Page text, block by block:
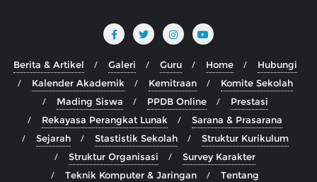
Berita & Artikel Galeri Guru Home
Hubungi
Kalender Akademik
Kemitraan
Komite Sekolah
Mading Siswa
PPDB Online
Prestasi
Rekayasa Perangkat Lunak
Sarana & Prasarana
Sejarah
Stastistik Sekolah
Struktur Kurikulum
Struktur Organisasi
Survey Karakter
Teknik Komputer & Jaringan
Tentang